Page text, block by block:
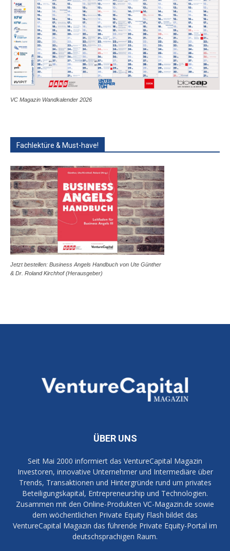
VC Magazin Wandkalender 2026
Fachlektüre & Must-have!
Jetzt bestellen: Business Angels Handbuch von Ute Günther
& Dr. Roland Kirchhof (Herausgeber)
ÜBER UNS
Seit Mai 2000 informiert das VentureCapital Magazin
Investoren, innovative Unternehmer und Intermediäre über
Trends, Transaktionen und Hintergründe rund um privates
Beteiligungskapital, Entrepreneurship und Technologien.
Zusammen mit den Online-Produkten VC-Magazin.de sowie
dem wöchentlichen Private Equity Flash bildet das
VentureCapital Magazin das führende Private Equity-Portal im
deutschsprachigen Raum.